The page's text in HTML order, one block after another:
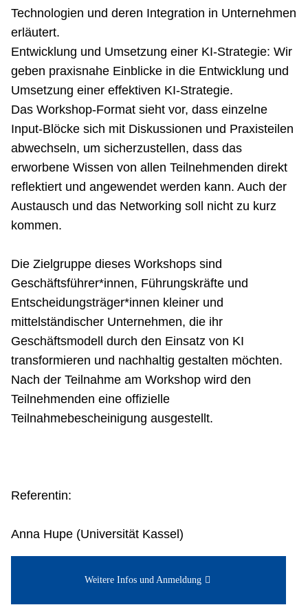
Technologien und deren Integration in Unternehmen
erläutert.
Entwicklung und Umsetzung einer KI-Strategie: Wir
geben praxisnahe Einblicke in die Entwicklung und
Umsetzung einer effektiven KI-Strategie.
Das Workshop-Format sieht vor, dass einzelne
Input-Blöcke sich mit Diskussionen und Praxisteilen
abwechseln, um sicherzustellen, dass das
erworbene Wissen von allen Teilnehmenden direkt
reflektiert und angewendet werden kann. Auch der
Austausch und das Networking soll nicht zu kurz
kommen.
Die Zielgruppe dieses Workshops sind
Geschäftsführer*innen, Führungskräfte und
Entscheidungsträger*innen kleiner und
mittelständischer Unternehmen, die ihr
Geschäftsmodell durch den Einsatz von KI
transformieren und nachhaltig gestalten möchten.
Nach der Teilnahme am Workshop wird den
Teilnehmenden eine offizielle
Teilnahmebescheinigung ausgestellt.
Referentin:
Anna Hupe (Universität Kassel)
Weitere Infos und Anmeldung